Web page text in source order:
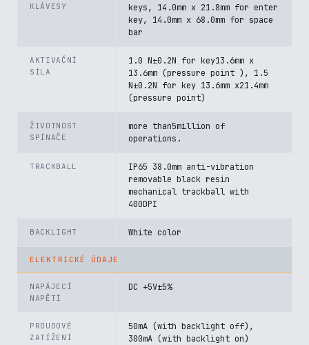
KLÁVESY
keys, 14.0mm x 21.8mm for enter
key, 14.0mm x 68.0mm for space
bar
AKTIVAČNÍ
SÍLA
1.0 N±0.2N for key13.6mm x
13.6mm (pressure point ), 1.5
N±0.2N for key 13.6mm x21.4mm
(pressure point)
ŽIVOTNOST
SPÍNAČE
more than5million of
operations.
TRACKBALL
IP65 38.0mm anti-vibration
removable black resin
mechanical trackball with
400DPI
BACKLIGHT White color
ELEKTRICKÉ ÚDAJE
NAPÁJECÍ
NAPĚTÍ
DC +5V±5%
PROUDOVÉ
ZATÍŽENÍ
50mA (with backlight off),
300mA (with backlight on)